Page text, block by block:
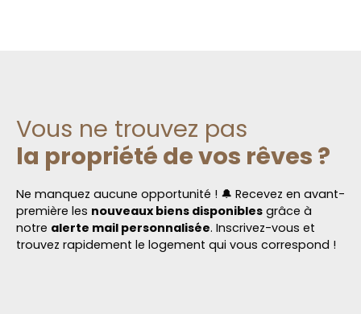
Vous ne trouvez pas
la propriété de vos rêves ?
Ne manquez aucune opportunité ! 🔔 Recevez en avant-
première les nouveaux biens disponibles grâce à
notre alerte mail personnalisée. Inscrivez-vous et
trouvez rapidement le logement qui vous correspond !